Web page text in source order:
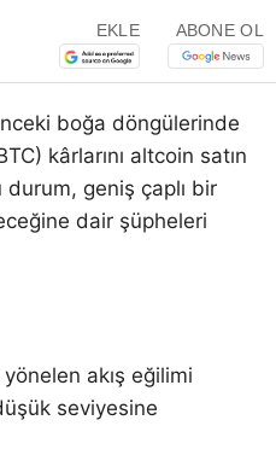
EKLE ABONE OL
boğa döngülerinde
kârlarını altcoin satın
durum, geniş çaplı bir
dair şüpheleri
akış eğilimi
seviyesine